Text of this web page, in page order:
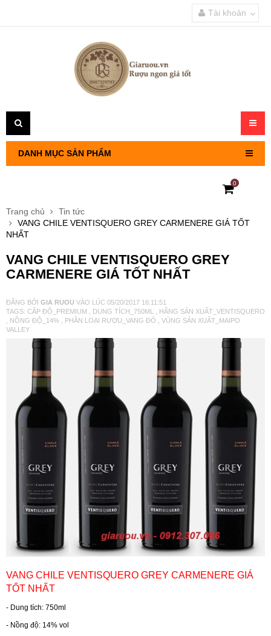
Tài khoản
DANH MỤC SẢN PHẨM
RƯỢU VANG CHILE
RƯỢU VANG Ý
RƯỢU VANG MỸ
RƯỢU VANG NGỌT
RƯỢU VANG BỊCH
RƯỢU VANG ÚC
RƯỢU VANG ÁO
RƯỢU SỮA
RƯỢU CHAMPANGNE
RƯỢU WHISKY
RƯỢU XO BRANDY
0
Trang chủ
Tin tức
VANG CHILE VENTISQUERO GREY CARMENERE GIÁ TỐT
NHẤT
VANG CHILE VENTISQUERO GREY
CARMENERE GIÁ TỐT NHẤT
ĐĂNG BỞI GIA RUOU VÀO LÚC 05/20/2017 16:11:51
TAGS: CẤP ĐỘ_PREMIUM DUNG TÍCH_750ML
HÃNG SẢN XUẤT_VENTISQUERO
NỒNG ĐỘ_14% PHÂN LOẠI RƯỢU_VANG ĐỎ
VÙNG SẢN XUẤT_MAIPO
VALLEY
VANG CHILE VENTISQUERO GREY CARMENERE GIÁ
TỐT NHẤT
- Dung tích: 750ml
- Nồng độ: 14% vol